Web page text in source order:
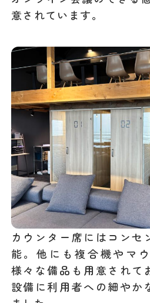
意されています。
カウンター席にはコンセ
能。他にも複合機やマ
様々な備品も用意されて
設備に利用者への細やか